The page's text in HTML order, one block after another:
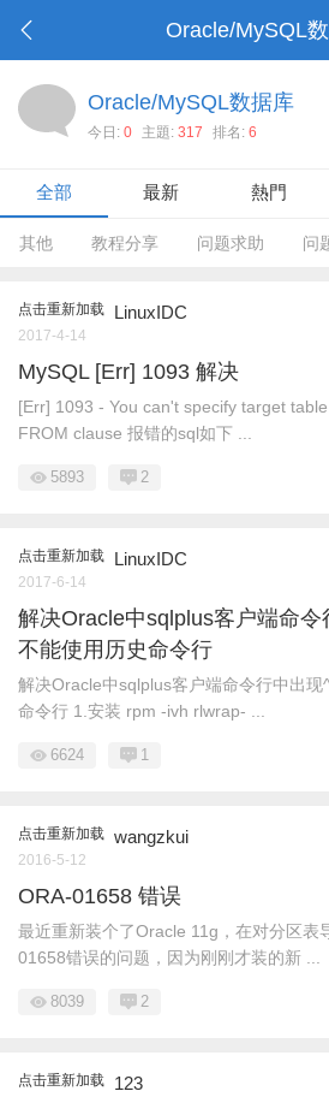
Oracle/MySQL
Oracle/MySQL数据库
今日: 0 主題: 317 排名: 6
全部 最新 熱門
其他 教程分享 问题求助 问
点击重新加载 LinuxIDC
2017-4-14
MySQL [Err] 1093 解决
[Err] 1093 - You can't specify target
FROM clause 报错的sql如下 ...
5893 2
点击重新加载 LinuxIDC
2017-6-14
解决Oracle中sqlplus客户端命令
不能使用历史命令行
解决Oracle中sqlplus客户端命令行中出现
命令行 1.安装 rpm -ivh rlwrap- ...
6624 1
点击重新加载 wangzkui
2016-5-12
ORA-01658 错误
最近重新装个了Oracle 11g，在对分区表
01658错误的问题，因为刚刚才装的新 ...
8039 2
点击重新加载 123